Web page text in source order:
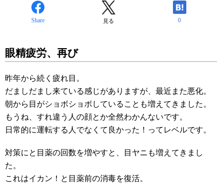
Share 見る 0
眼精疲労、再び
昨年から続く疲れ目。
だましだまし来ている感じがありますが、最近また悪化。
朝から目がショボショボしていることも増えてきました。
もうね、すれ違う人の顔とか全然わかんないです。
日常的に運転する人でなくて良かった！ってレベルです。
対策にと目薬の回数を増やすと、目ヤニも増えてきまし
た。
これはイカン！と目薬前の消毒を復活。